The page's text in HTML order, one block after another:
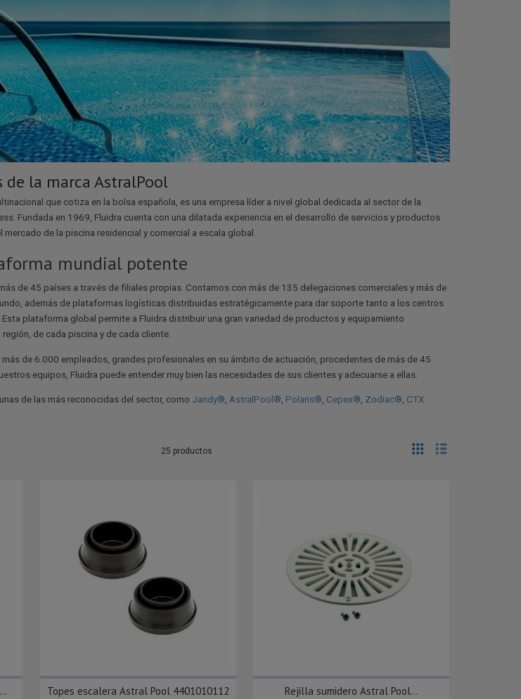
de la marca AstralPool
que cotiza en la bolsa española, es una empresa líder a nivel global dedicada al sector de la
Fundada en 1969, Fluidra cuenta con una dilatada experiencia en el desarrollo de servicios y productos
mercado de la piscina residencial y comercial a escala global.
mundial potente
de 45 países a través de filiales propias. Contamos con más de 135 delegaciones comerciales y más de
además de plataformas logísticas distribuidas estratégicamente para dar soporte tanto a los centros
plataforma global permite a Fluidra distribuir una gran variedad de productos y equipamiento
de cada piscina y de cada cliente.
de 6.000 empleados, grandes profesionales en su ámbito de actuación, procedentes de más de 45
equipos, Fluidra puede entender muy bien las necesidades de sus clientes y adecuarse a ellas.
de las más reconocidas del sector, como Jandy® AstralPool® Polaris® Cepex® Zodiac® CTX
25 productos
Topes escalera Astral Pool 4401010112 Rejilla sumidero Astral Pool...